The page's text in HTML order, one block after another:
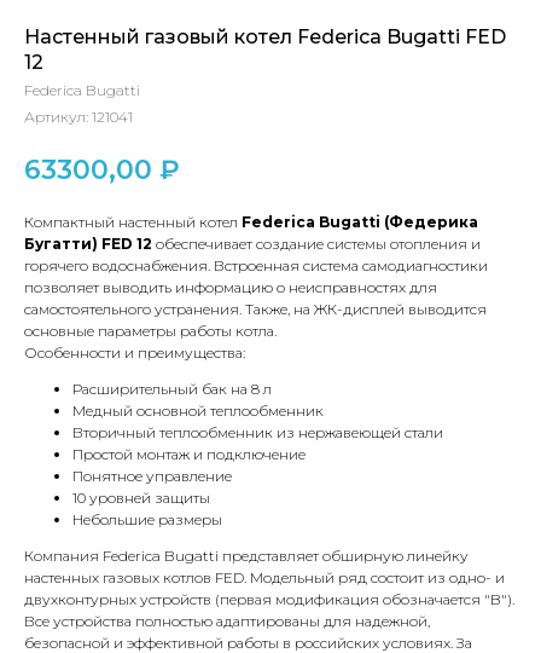
Настенный газовый котел Federica Bugatti FED
12
Federica Bugatti
Артикул: 121041
63300,00 ₽
Компактный настенный котел Federica Bugatti (Федерика
Бугатти) FED 12 обеспечивает создание системы отопления и
горячего водоснабжения. Встроенная система самодиагностики
позволяет выводить информацию о неисправностях для
самостоятельного устранения. Также, на ЖК-дисплей выводится
основные параметры работы котла.
Особенности и преимущества:
Расширительный бак на 8 л
Медный основной теплообменник
Вторичный теплообменник из нержавеющей стали
Простой монтаж и подключение
Понятное управление
10 уровней защиты
Небольшие размеры
Компания Federica Bugatti представляет обширную линейку
настенных газовых котлов FED. Модельный ряд состоит из одно- и
двухконтурных устройств (первая модификация обозначается "B").
Все устройства полностью адаптированы для надежной,
безопасной и эффективной работы в российских условиях. За
Адрес
Г.Москва Волоколамское шоссе,
71/22к2
Пн-вс с 9:00 до 18:00
Телефон
КОНТАКТЫ